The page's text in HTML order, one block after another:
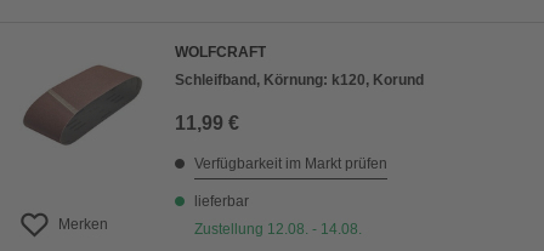
Merken
WOLFCRAFT
Schleifband, Körnung: k120, Korund
11,99 €
Verfügbarkeit im Markt prüfen
lieferbar
Zustellung 12.08. - 14.08.